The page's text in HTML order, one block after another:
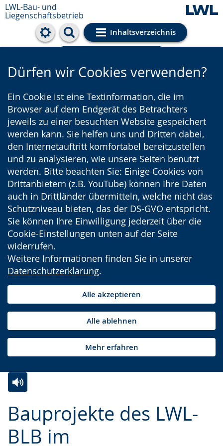
LWL-Bau- und
Liegenschaftsbetrieb
Inhaltsverzeichnis
Cookie-Einstellungen
Dürfen wir Cookies verwenden?
Ein Cookie ist eine Textinformation, die im
Browser auf dem Endgerät des Betrachters
jeweils zu einer besuchten Website gespeichert
werden kann. Sie helfen uns und Dritten dabei,
den Internetauftritt komfortabel bereitzustellen
und zu analysieren, wie unsere Seiten benutzt
werden. Bitte beachten Sie: Einige Cookies von
Drittanbietern (z.B. YouTube) können Ihre Daten
auch in Drittländer übermitteln, welche nicht das
Schutzniveau bieten, das der DS-GVO entspricht.
Sie können Ihre Einwilligung jederzeit über die
Cookie-Einstellungen unten auf der Seite
widerrufen.
Weitere Informationen finden Sie in unserer
Datenschutzerklärung.
Alle akzeptieren
Alle ablehnen
Mehr erfahren
Bauprojekte des LWL-
BLB im
Leichten
Sprache
wechseln.
Audio-
Unterstützung.
Video
in
Deutscher